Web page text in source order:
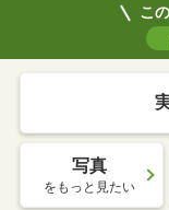
こ
写真
をもっと見たい